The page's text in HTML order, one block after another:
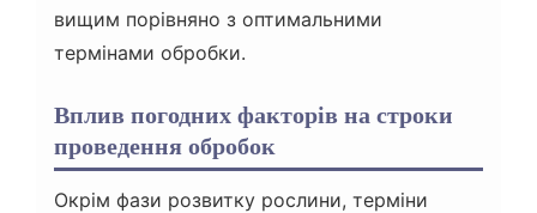
вищим порівняно з оптимальними
термінами обробки.
Вплив погодних факторів на строки
проведення обробок
Окрім фази розвитку рослини, терміни